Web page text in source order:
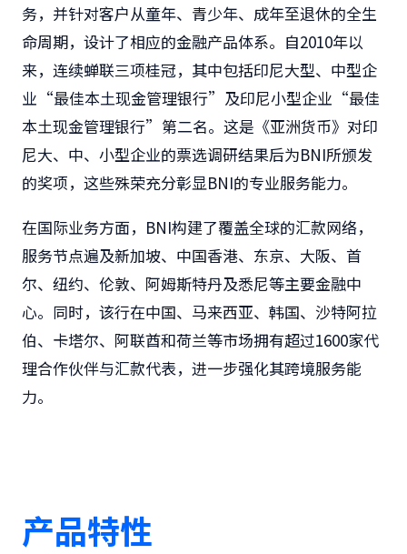
务，并针对客户从童年、青少年、成年至退休的全生
命周期，设计了相应的金融产品体系。 自2010年以
来，连续蝉联三项桂冠，其中包括印尼大型、中型企
业“最佳本土现金管理银行”及印尼小型企业“最佳
本土现金管理银行”第二名。这是《亚洲货币》对印
尼大、中、小型企业的票选调研结果后为BNI所颁发
的奖项，这些殊荣充分彰显BNI的专业服务能力。
在国际业务方面，BNI构建了覆盖全球的汇款网络，
服务节点遍及新加坡、中国香港、东京、大阪、首
尔、纽约、伦敦、阿姆斯特丹及悉尼等主要金融中
心。同时，该行在中国、马来西亚、韩国、沙特阿拉
伯、卡塔尔、阿联酋和荷兰等市场拥有超过1600家代
理合作伙伴与汇款代表，进一步强化其跨境服务能
力。
产品特性